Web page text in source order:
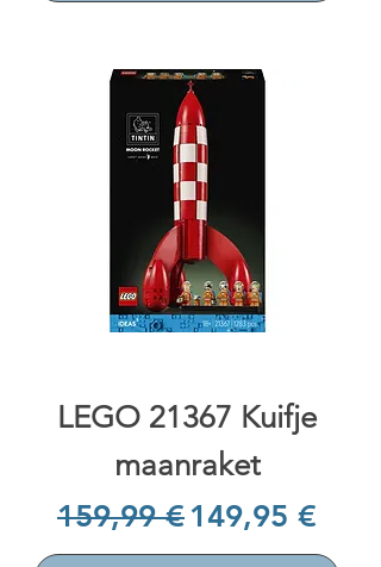
LEGO 21367 Kuifje
maanraket
Prix original
159,99 €Prix
149,95 €